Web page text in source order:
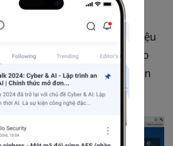
nối nếu muốn sao chép dữ liệu
điện thoại thì nhấn chuột vào
Import để chọn lưu file trên
vào điện thoại